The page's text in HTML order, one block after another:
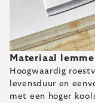
Materiaal
Hoogwaardig
levensduur en
met een hoger